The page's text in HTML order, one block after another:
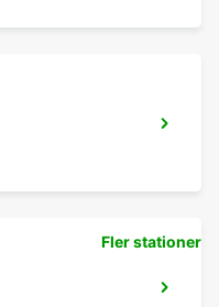
Fler stationer